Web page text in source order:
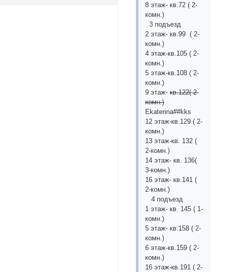
8 этаж- кв.72 ( 2-
комн.)
3 подъезд
2 этаж- кв.99 ( 2-
комн.)
4 этаж-кв.105 ( 2-
комн.)
5 этаж-кв.108 ( 2-
комн.)
9 этаж-кв.122( 2-
комн.)
Ekaterina##kks
12 этаж-кв.129 ( 2-
комн.)
13 этаж-кв. 132 (
2-комн.)
14 этаж- кв. 136(
3-комн.)
16 этаж- кв.141 (
2-комн.)
4 подъезд
1 этаж- кв. 145 ( 1-
комн.)
5 этаж- кв.158 ( 2-
комн.)
6 этаж-кв.159 ( 2-
комн.)
16 этаж-кв.191 ( 2-